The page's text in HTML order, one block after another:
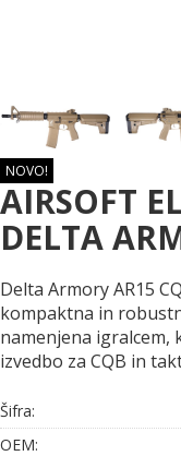
NOVO!
AIRSOFT
DELTA
Delta Armory AR15
kompaktna in
namenjena igralcem,
izvedbo za CQB in
Šifra:
OEM: